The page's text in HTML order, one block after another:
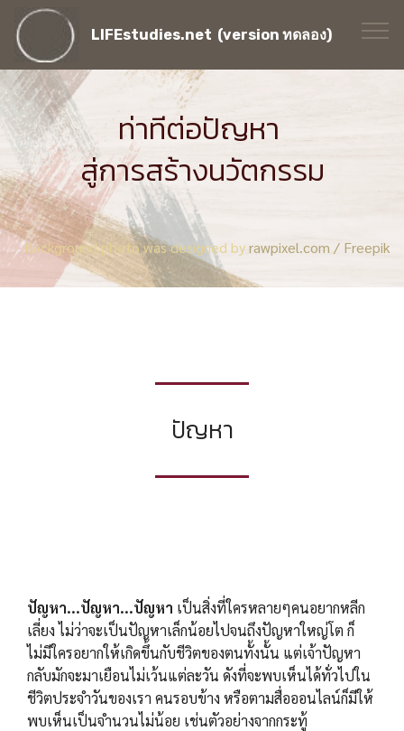
LIFEstudies.net (version ทดลอง)
ท่าทีต่อปัญหา
สู่การสร้างนวัตกรรม
Background photo was designed byrawpixel.com / Freepik
ปัญหา
ปัญหา...ปัญหา...ปัญหา เป็นสิ่งที่ใครหลายๆคนอยากหลีก
เลี่ยง ไม่ว่าจะเป็นปัญหาเล็กน้อยไปจนถึงปัญหาใหญ่โต ก็
ไม่มีใครอยากให้เกิดขึ้นกับชีวิตของตนทั้งนั้น แต่เจ้าปัญหา
กลับมักจะมาเยือนไม่เว้นแต่ละวัน ดังที่จะพบเห็นได้ทั่วไปใน
ชีวิตประจำวันของเรา คนรอบข้าง หรือตามสื่อออนไลน์ก็มีให้
พบเห็นเป็นจำนวนไม่น้อย เช่นตัวอย่างจากกระทู้